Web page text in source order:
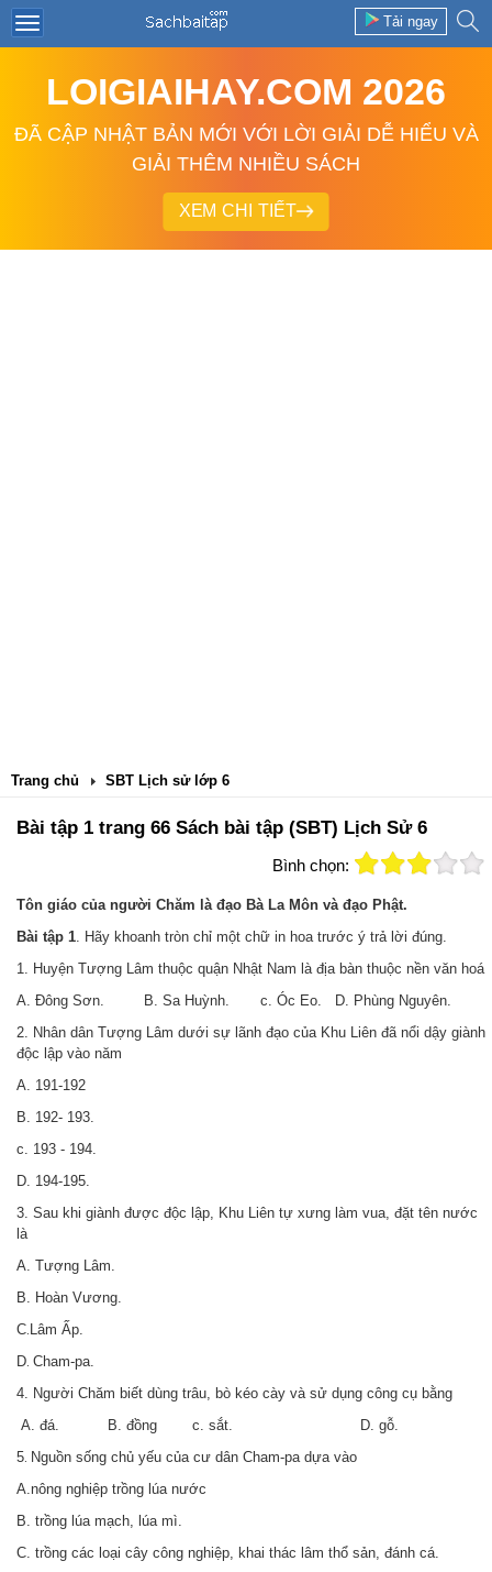
Tải ngay
LOIGIAIHAY.COM 2026
ĐÃ CẬP NHẬT BẢN MỚI VỚI LỜI GIẢI DỄ HIỂU VÀ
GIẢI THÊM NHIỀU SÁCH
XEM CHI TIẾT
Trang chủ SBT Lịch sử lớp 6
Bài tập 1 trang 66 Sách bài tập (SBT) Lịch Sử 6
Bình chọn:
Tôn giáo của người Chăm là đạo Bà La Môn và đạo Phật.
Bài tập 1. Hãy khoanh tròn chỉ một chữ in hoa trước ý trả lời đúng.
1. Huyện Tượng Lâm thuộc quận Nhật Nam là địa bàn thuộc nền văn hoá
A. Đông Sơn. B. Sa Huỳnh. c. Óc Eo. D. Phùng Nguyên.
2. Nhân dân Tượng Lâm dưới sự lãnh đạo của Khu Liên đã nổi dậy giành
độc lập vào năm
A. 191-192
B. 192- 193.
c. 193 - 194.
D. 194-195.
3. Sau khi giành được độc lập, Khu Liên tự xưng làm vua, đặt tên nước
là
A. Tượng Lâm.
B. Hoàn Vương.
C Lâm Ấp.
D Cham-pa.
4. Người Chăm biết dùng trâu, bò kéo cày và sử dụng công cụ bằng
A. đá. B. đồng c. sắt. D. gỗ.
5 Nguồn sống chủ yếu của cư dân Cham-pa dựa vào
A.nông nghiệp trồng lúa nước
B. trồng lúa mạch, lúa mì.
C. trồng các loại cây công nghiệp, khai thác lâm thổ sản, đánh cá.